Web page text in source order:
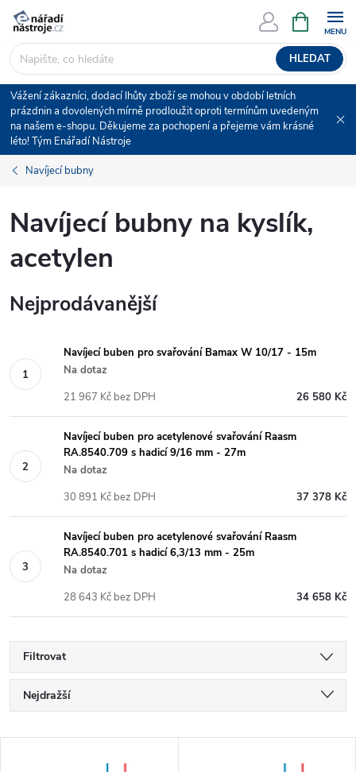
Přejít
obsah
HLEDAT
NÁKUPNÍ
KOŠÍK
Vážení zákazníci, dodací lhůty zboží se mohou v období letních
prázdnin a dovolených mírně prodloužit oproti termínům uvedeným
na našem e-shopu. Děkujeme za pochopení a přejeme vám krásné
léto! Tým Enářadí Nástroje
Navíjecí bubny
Navíjecí bubny na kyslík,
acetylen
Nejprodávanější
Navíjecí buben pro svařování Bamax W 10/17 - 15m
Na dotaz
26 580 Kč
21 967 Kč bez DPH
Navíjecí buben pro acetylenové svařování Raasm
RA.8540.709 s hadicí 9/16 mm - 27m
Na dotaz
37 378 Kč
30 891 Kč bez DPH
Navíjecí buben pro acetylenové svařování Raasm
RA.8540.701 s hadicí 6,3/13 mm - 25m
Na dotaz
34 658 Kč
28 643 Kč bez DPH
Filtrovat
Ř
a
Nejdražší